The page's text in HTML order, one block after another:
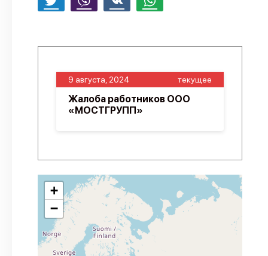
9 августа, 2024 текущее
Жалоба работников ООО
«МОСТГРУПП»
+
−